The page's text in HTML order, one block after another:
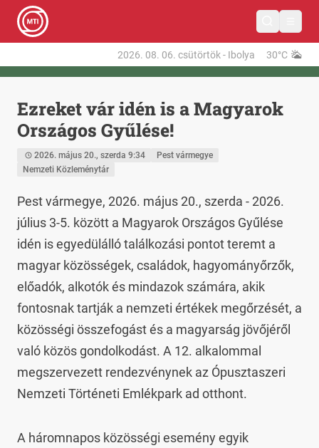
2026. 08. 06. csütörtök- Ibolya 30°C
Ezreket vár idén is a Magyarok
Országos Gyűlése!
2026. május 20., szerda 9:34
Pest vármegye
Nemzeti Közleménytár
Pest vármegye, 2026. május 20., szerda - 2026.
július 3-5. között a Magyarok Országos Gyűlése
idén is egyedülálló találkozási pontot teremt a
magyar közösségek, családok, hagyományőrzők,
előadók, alkotók és mindazok számára, akik
fontosnak tartják a nemzeti értékek megőrzését, a
közösségi összefogást és a magyarság jövőjéről
való közös gondolkodást. A 12. alkalommal
megszervezett rendezvénynek az Ópusztaszeri
Nemzeti Történeti Emlékpark ad otthont.
A háromnapos közösségi esemény egyik